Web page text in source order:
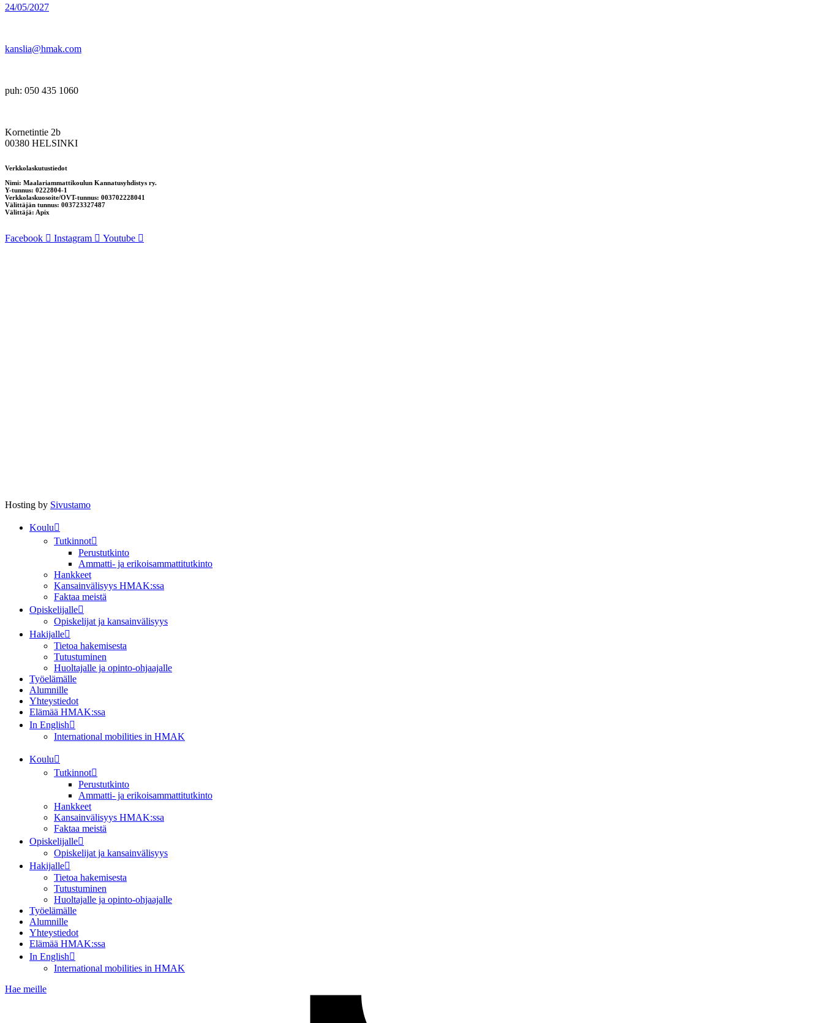
24/05/2027
kanslia@hmak.com
puh: 050 435 1060
Kornetintie 2b
00380 HELSINKI
Verkkolaskutustiedot
Nimi: Maalariammattikoulun Kannatusyhdistys ry.
Y-tunnus: 0222804-1
Verkkolaskuosoite/OVT-tunnus: 003702228041
Välittäjän tunnus: 003723327487
Välittäjä: Apix
Facebook Instagram Youtube
Hosting by Sivustamo
Koulu
Tutkinnot
Perustutkinto
Ammatti- ja erikoisammattitutkinto
Hankkeet
Kansainvälisyys HMAK:ssa
Faktaa meistä
Opiskelijalle
Opiskelijat ja kansainvälisyys
Hakijalle
Tietoa hakemisesta
Tutustuminen
Huoltajalle ja opinto-ohjaajalle
Työelämälle
Alumnille
Yhteystiedot
Elämää HMAK:ssa
In English
International mobilities in HMAK
Koulu
Tutkinnot
Perustutkinto
Ammatti- ja erikoisammattitutkinto
Hankkeet
Kansainvälisyys HMAK:ssa
Faktaa meistä
Opiskelijalle
Opiskelijat ja kansainvälisyys
Hakijalle
Tietoa hakemisesta
Tutustuminen
Huoltajalle ja opinto-ohjaajalle
Työelämälle
Alumnille
Yhteystiedot
Elämää HMAK:ssa
In English
International mobilities in HMAK
Hae meille